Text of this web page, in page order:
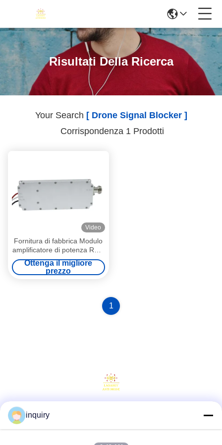
Risultati Della Ricerca
Your Search [ Drone Signal Blocker ]
Corrispondenza 1 Prodotti
Video
Fornitura di fabbrica Modulo
amplificatore di potenza RF a
banda larga GaN da 80 W,
6000-7500 MHz per
bloccatori di segnale per
Ottenga il migliore
prezzo
1
inquiry